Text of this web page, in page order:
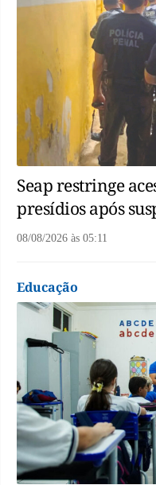
Seap restringe
presídios após
08/08/2026 às 05:11
Educação